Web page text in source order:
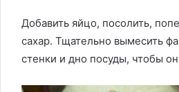
Добавить яйцо, посолить,
сахар. Тщательно вымесить
стенки и дно посуды, чтобы